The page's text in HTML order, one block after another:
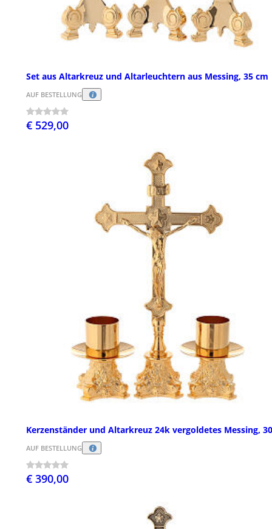
Set aus Altarkreuz und Altarleuchtern aus Messing, 35 cm
AUF BESTELLUNG
€ 529,00
Kerzenständer und Altarkreuz 24k vergoldetes Messing,
AUF BESTELLUNG
€ 390,00